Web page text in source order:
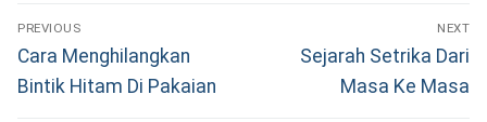
Navigasi
pos
PREVIOUS
Previous
post:
Cara Menghilangkan
Bintik Hitam Di Pakaian
NEXT
Next
Sejarah Setrika Dari
Masa Ke Masa